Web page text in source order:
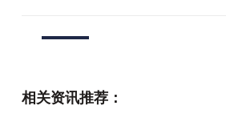
相关资讯推荐：